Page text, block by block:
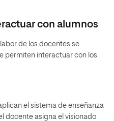
con alumnos
de los docentes se
permiten interactuar con los
el sistema de enseñanza
docente asigna el visionado